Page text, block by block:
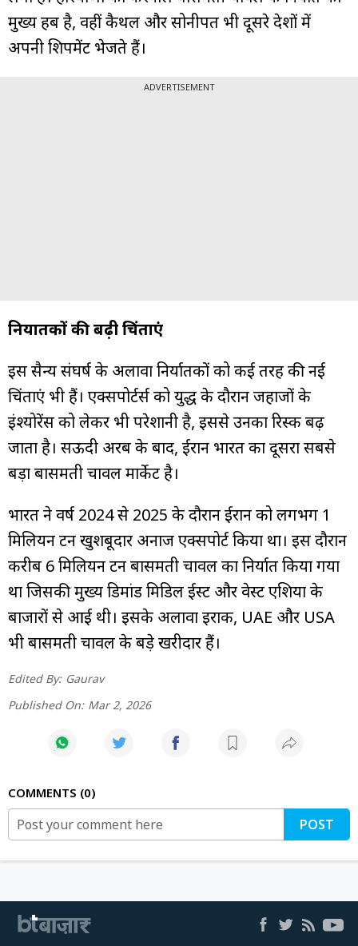
मुख्य हब है, वहीं कैथल और सोनीपत भी दूसरे देशों में
अपनी शिपमेंट भेजते हैं।
ADVERTISEMENT
निर्यातकों की बढ़ी चिंताएं
इस सैन्य संघर्ष के अलावा निर्यातकों को कई तरह की नई
चिंताएं भी हैं। एक्सपोर्टर्स को युद्ध के दौरान जहाजों के
इंश्योरेंस को लेकर भी परेशानी है, इससे उनका रिस्क बढ़
जाता है। सऊदी अरब के बाद, ईरान भारत का दूसरा सबसे
बड़ा बासमती चावल मार्केट है।
भारत ने वर्ष 2024 से 2025 के दौरान ईरान को लगभग 1
मिलियन टन खुशबूदार अनाज एक्सपोर्ट किया था। इस दौरान
करीब 6 मिलियन टन बासमती चावल का निर्यात किया गया
था जिसकी मुख्य डिमांड मिडिल ईस्ट और वेस्ट एशिया के
बाजारों से आई थी। इसके अलावा इराक, UAE और USA
भी बासमती चावल के बड़े खरीदार हैं।
Edited By: Gaurav
Published On: Mar 2, 2026
COMMENTS 0
POST